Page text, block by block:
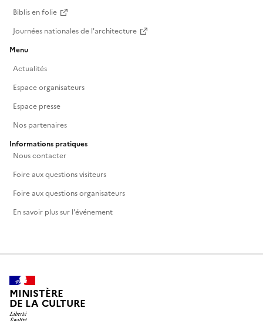
Biblis en folie
Journées nationales de l'architecture
Menu
Actualités
Espace organisateurs
Espace presse
Nos partenaires
Informations pratiques
Nous contacter
Foire aux questions visiteurs
Foire aux questions organisateurs
En savoir plus sur l'événement
MINISTÈRE
DE LA CULTURE